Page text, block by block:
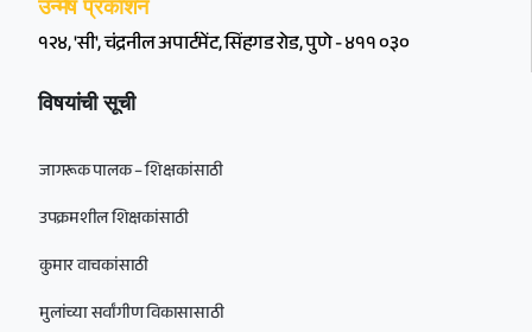
उन्मेष प्रकाशन
१२४, 'सी', चंद्रनील अपार्टमेंट, सिंहगड रोड, पुणे - ४११ ०३०
विषयांची सूची
जागरूक पालक – शिक्षकांसाठी
उपक्रमशील शिक्षकांसाठी
कुमार वाचकांसाठी
मुलांच्या सर्वांगीण विकासासाठी